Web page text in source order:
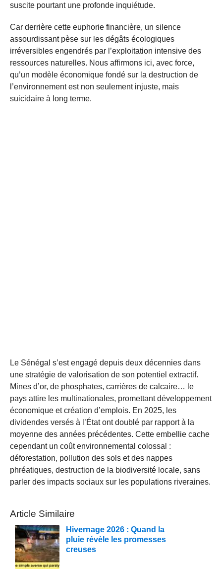
suscite pourtant une profonde inquiétude.
Car derrière cette euphorie financière, un silence
assourdissant pèse sur les dégâts écologiques
irréversibles engendrés par l’exploitation intensive des
ressources naturelles. Nous affirmons ici, avec force,
qu’un modèle économique fondé sur la destruction de
l’environnement est non seulement injuste, mais
suicidaire à long terme.
Le Sénégal s’est engagé depuis deux décennies dans
une stratégie de valorisation de son potentiel extractif.
Mines d’or, de phosphates, carrières de calcaire… le
pays attire les multinationales, promettant développement
économique et création d’emplois. En 2025, les
dividendes versés à l’État ont doublé par rapport à la
moyenne des années précédentes. Cette embellie cache
cependant un coût environnemental colossal :
déforestation, pollution des sols et des nappes
phréatiques, destruction de la biodiversité locale, sans
parler des impacts sociaux sur les populations riveraines.
Article Similaire
Hivernage 2026 : Quand la
pluie révèle les promesses
creuses